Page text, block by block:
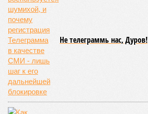
Не телеграммь нас, Дуров!